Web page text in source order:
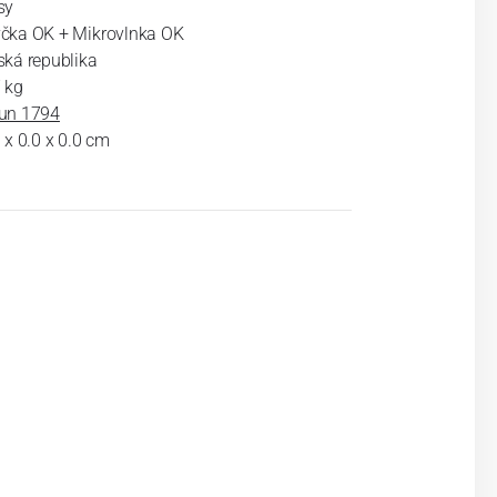
OK + Mikrovlnka OK
republika
kg
1794
x 0.0 x 0.0 cm